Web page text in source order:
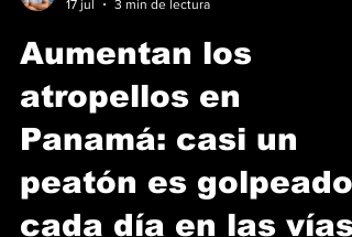
Mario Andrés Muñoz
Aumentan los
atropellos en
Panamá: casi un
peatón es golpeado